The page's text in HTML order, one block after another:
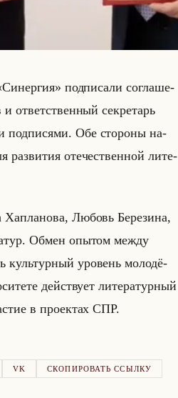
под­пи­са­ли со­гла­ше­
от­вет­ствен­ный сек­ре­тарь
под­пи­ся­ми. Обе сто­ро­ны на­
раз­ви­тия оте­че­ствен­ной ли­те­
Лю­бовь Бе­ре­зи­на,
Обмен опы­том между
культур­ный уро­вень мо­ло­дё­
действу­ет ли­те­ра­тур­ный
в про­ек­тах СПР.
VK СКОПИРОВАТЬ ССЫЛКУ